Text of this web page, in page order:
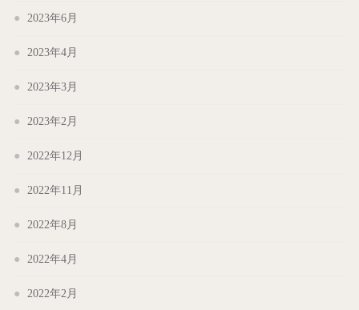
2023年6月
2023年4月
2023年3月
2023年2月
2022年12月
2022年11月
2022年8月
2022年4月
2022年2月